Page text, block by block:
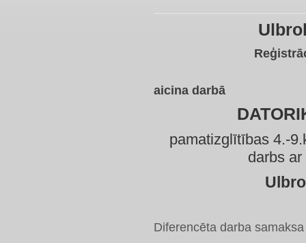
aicina darbā
pamatizglītības 4.-
darbs
Diferencēta darba